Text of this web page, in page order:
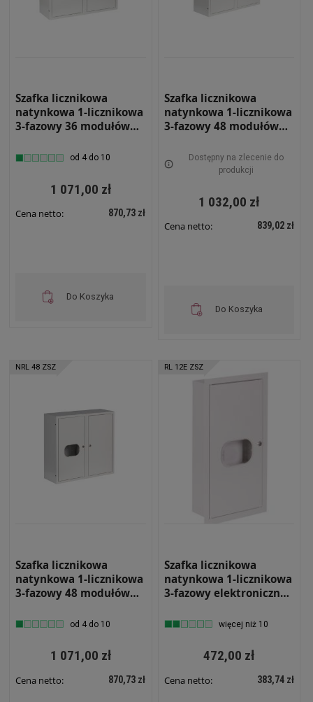
Szafka licznikowa
natynkowa 1-licznikowa
3-fazowy 36 modułów
Z ZAMKIEM I SZYBĄ NRL
od 4 do 10
1 071,00 zł
Cena netto: 870,73 zł
Do Koszyka
Szafka licznikowa
natynkowa 1-licznikowa
3-fazowy 48 modułów
NRL 48 Z ZAMKIEM
Dostępny na zlecenie do
produkcji
1 032,00 zł
Cena netto: 839,02 zł
Do Koszyka
NRL 48 ZSZ
Szafka licznikowa
natynkowa 1-licznikowa
3-fazowy 48 modułów
NRL 48 Z ZAMKIEM I
od 4 do 10
1 071,00 zł
Cena netto: 870,73 zł
RL 12E ZSZ
Szafka licznikowa
natynkowa 1-licznikowa
3-fazowy elektroniczny
270x540x120 Biała z
więcej niż 10
472,00 zł
Cena netto: 383,74 zł